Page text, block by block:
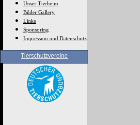
Unser Tierheim
Bilder Gallery
Links
Sponsoring
Impressum und Datenschutz
Tierschutzvereine